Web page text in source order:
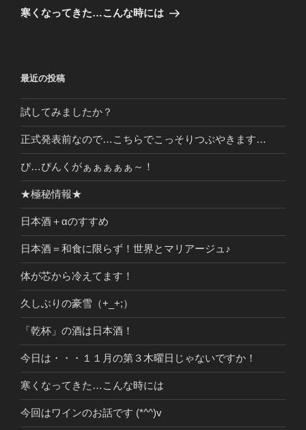
ゲ
ン
の
寒くなってきた…こんな時には
最近の投稿
試してみましたか？
正式発表前なので…こちらでこっそりつぶやきます…
ぴ…ぴんくがぁぁぁぁぁ～！
★極秘情報★
日本酒＋αのすすめ
日本酒＝和食に限らず！世界とマリアージュ♪
体が芯から冷えてます！
久しぶりの豪雪（+_+;）
「乾杯」の酒は日本酒！
今日は・・・１１月の第３木曜日じゃないですか！
寒くなってきた…こんな時には
今回はワインのお話です (*^^)v